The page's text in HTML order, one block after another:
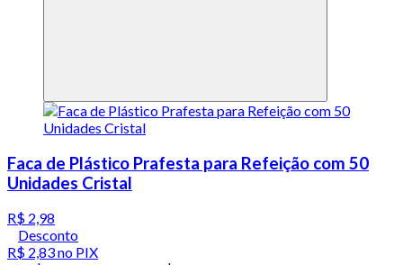
Faca de Plástico Prafesta para Refeição com 50
Unidades Cristal
R$ 2,98
Desconto
R$ 2,83no PIX